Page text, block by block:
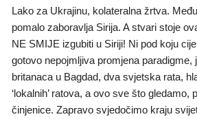
Lako za Ukrajinu, kolateralna žrtva.
pomalo zaboravlja Sirija. A stvari stoje
NE SMIJE izgubiti u Siriji! Ni pod koju
gotovo nepojmljiva promjena paradigme,
britanaca u Bagdad, dva svjetska rata,
‘lokalnih’ ratova, a ovo sve što gledamo,
činjenice. Zapravo svjedočimo kraju